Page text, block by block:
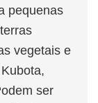
pequenas
vegetais e
ser